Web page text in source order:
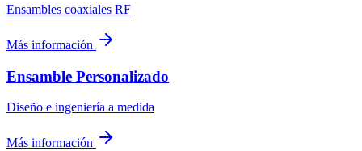
Ensambles coaxiales RF
Más información
Ensamble Personalizado
Diseño e ingeniería a medida
Más información